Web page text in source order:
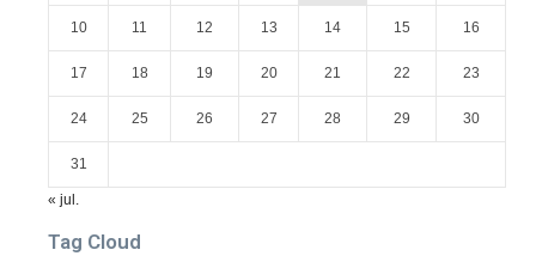
10 11 12 13 14 15 16
17 18 19 20 21 22 23
24 25 26 27 28 29 30
31
« jul.
Tag Cloud